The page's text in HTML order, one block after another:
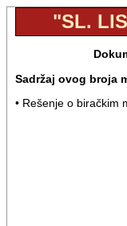
"SL.
Sadržaj ovog broja
• Rešenje o biračkim